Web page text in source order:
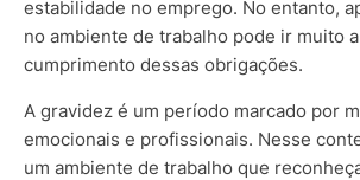
estabilidade no emprego. No entanto,
no ambiente de trabalho pode ir muito
cumprimento dessas obrigações.
A gravidez é um período marcado por
emocionais e profissionais. Nesse
um ambiente de trabalho que